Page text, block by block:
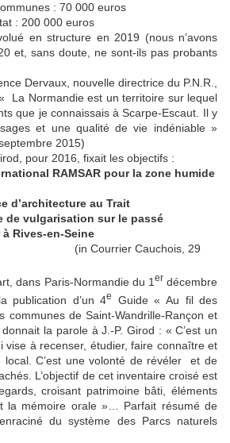
70 000 euros
euros
en structure en 2019 (nous n’avons
et, sans doute, ne sont-ils pas probants
nouvelle directrice du P.N.R.,
La Normandie est un territoire sur lequel
que je connaissais à Scarpe-Escaut. Il y
et une qualité de vie indéniable »
2015)
pour 2016, fixait les objectifs :
RAMSAR pour la zone humide
d’architecture au Trait
de vulgarisation sur le passé
Rives-en-Seine
Cauchois, 29
Paris-Normandie du 1 er décembre
publication d’un 4e
Guide « Au fil des
communes de Saint-Wandrille-Rançon et
la parole à J.-P. Girod : « C’est un
vise à recenser, étudier, faire connaître et
local. C’est une volonté de révéler et de
L’objectif de cet inventaire croisé est
croisant patrimoine bâti, éléments
la mémoire orale »… Parfait résumé de
du système des Parcs naturels